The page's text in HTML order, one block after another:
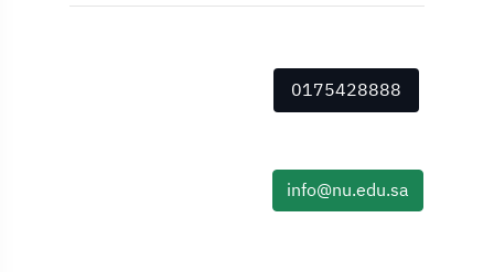
0175428888
info@nu.edu.sa